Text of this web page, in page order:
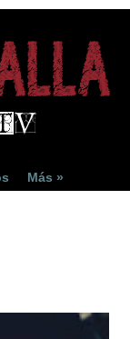
Más »